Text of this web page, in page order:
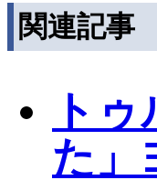
関連記事
ト
た」